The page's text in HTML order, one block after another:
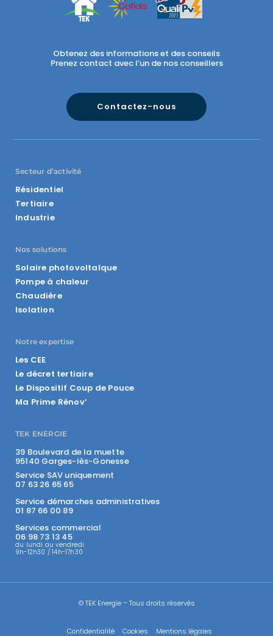
Obtenez des informations et des conseils
Prenez contact avec l’un de nos conseillers
Contactez-nous
Secteur d’activité
Résidentiel
Tertiaire
Industrie
Nos solutions
Solaire photovoltaïque
Pompe à chaleur
Chaudière
Isolation
Notre expertise
Les CEE
Le décret tertiaire
Le Dispositif Coup de Pouce
Ma Prime Rénov’
TEK ENERGIE
39 Boulevard de la muette
95140 Garges-lès-Gonesse
Service SAV uniquement
07 63 26 65 65
Service démarches administratives
01 87 66 00 89
Services commercial
06 98 73 13 45
du lundi au vendredi
9h-12h30 / 14h-17h30
© TEK Energie – Tous droits réservés
Confidentialité Cookies Mentions légales